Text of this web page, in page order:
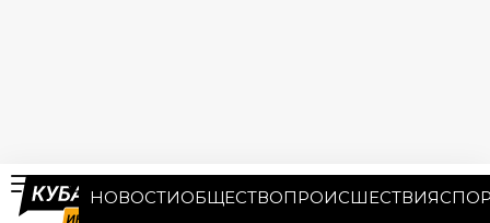
НОВОСТИОБЩЕСТВОПРОИСШЕСТВИЯ